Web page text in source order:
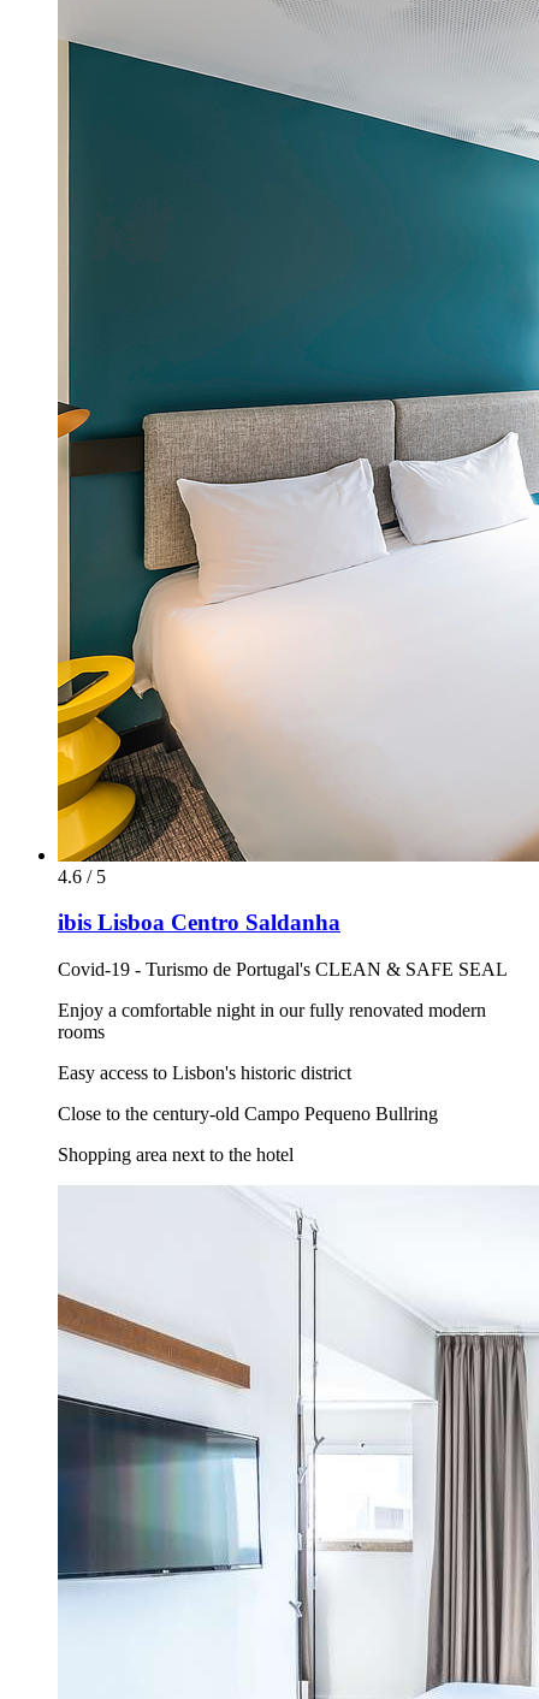
4.6 / 5
ibis Lisboa Centro Saldanha
Covid-19 - Turismo de Portugal's CLEAN & SAFE SEAL
Enjoy a comfortable night in our fully renovated modern
rooms
Easy access to Lisbon's historic district
Close to the century-old Campo Pequeno Bullring
Shopping area next to the hotel